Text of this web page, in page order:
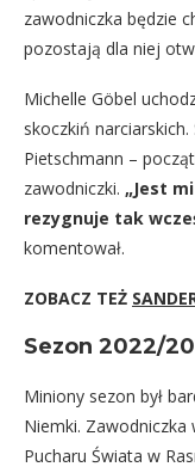
zawodniczka będzie
pozostają dla niej
Michelle Göbel
skoczkiń
Pietschmann –
zawodniczki. „Jest
rezygnuje tak
komentował.
ZOBACZ TEŻ
Sezon 2022/
Miniony sezon był
Niemki. Zawodniczka
Pucharu Świata w